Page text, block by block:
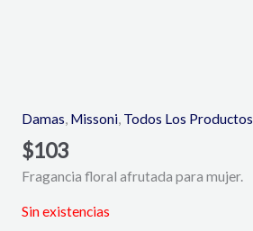
Damas Missoni, Todos Los Productos
$103
Fragancia floral afrutada para mujer.
Sin existencias